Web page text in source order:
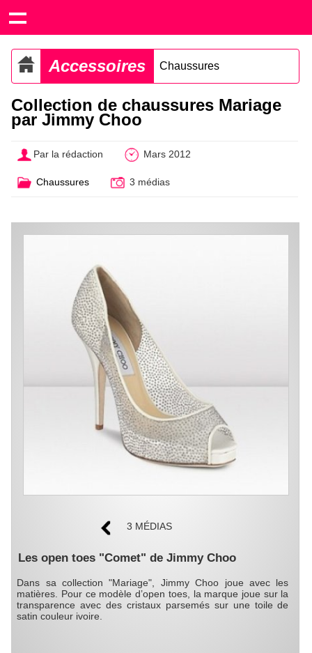
Accessoires Chaussures
Collection de chaussures Mariage
par Jimmy Choo
Par la rédaction Mars 2012
Chaussures 3 médias
3 MÉDIAS
Les open toes "Comet" de Jimmy Choo
Dans sa collection "Mariage", Jimmy Choo joue avec les
matières. Pour ce modèle d’open toes, la marque joue sur la
transparence avec des cristaux parsemés sur une toile de
satin couleur ivoire.